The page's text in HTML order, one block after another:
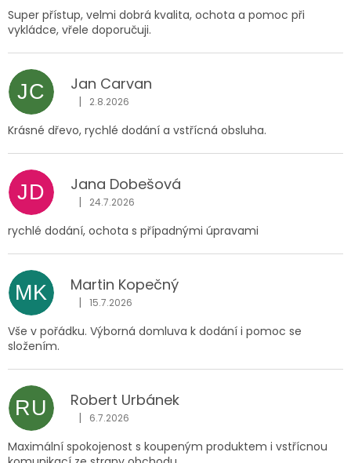
Super přístup, velmi dobrá kvalita, ochota a pomoc při
vykládce, vřele doporučuji.
JC Jan Carvan
Hodnocení obchodu je 5 z 5 hvězdiček.
| 2.8.2026
Krásné dřevo, rychlé dodání a vstřícná obsluha.
JD Jana Dobešová
Hodnocení obchodu je 5 z 5 hvězdiček.
| 24.7.2026
rychlé dodání, ochota s případnými úpravami
MK Martin Kopečný
Hodnocení obchodu je 5 z 5 hvězdiček.
| 15.7.2026
Vše v pořádku. Výborná domluva k dodání i pomoc se
složením.
RU Robert Urbánek
Hodnocení obchodu je 5 z 5 hvězdiček.
| 6.7.2026
Maximální spokojenost s koupeným produktem i vstřícnou